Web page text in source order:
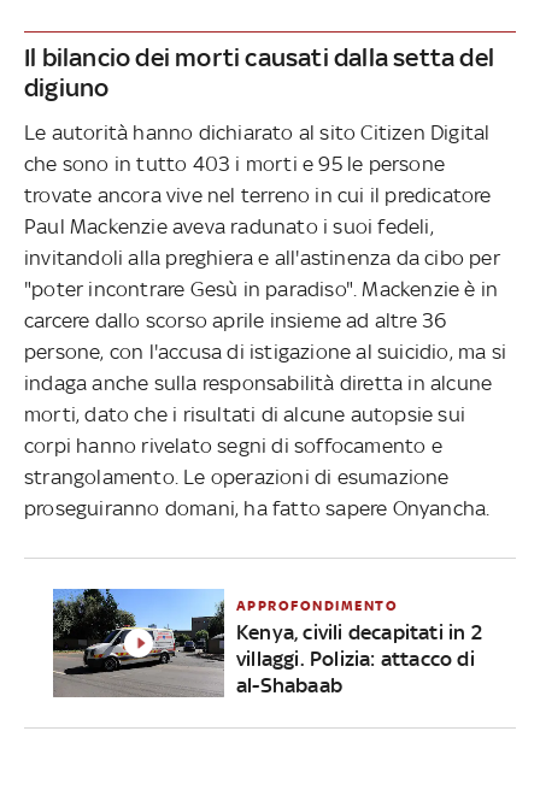
Il bilancio dei morti causati dalla setta del
digiuno
Le autorità hanno dichiarato al sito Citizen Digital
che sono in tutto 403 i morti e 95 le persone
trovate ancora vive nel terreno in cui il predicatore
Paul Mackenzie aveva radunato i suoi fedeli,
invitandoli alla preghiera e all'astinenza da cibo per
"poter incontrare Gesù in paradiso". Mackenzie è in
carcere dallo scorso aprile insieme ad altre 36
persone, con l'accusa di istigazione al suicidio, ma si
indaga anche sulla responsabilità diretta in alcune
morti, dato che i risultati di alcune autopsie sui
corpi hanno rivelato segni di soffocamento e
strangolamento. Le operazioni di esumazione
proseguiranno domani, ha fatto sapere Onyancha.
APPROFONDIMENTO
Kenya, civili decapitati in 2
villaggi. Polizia: attacco di
al-Shabaab